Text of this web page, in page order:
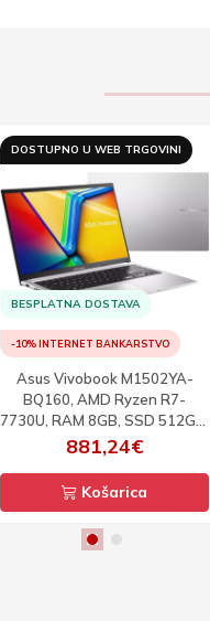
DOSTUPNO U WEB TRGOVINI
BESPLATNA DOSTAVA
-10% INTERNET BANKARSTVO
Asus Vivobook M1502YA-
BQ160, AMD Ryzen R7-
7730U, RAM 8GB, SSD 512GB,
15.6inch, FHD, DOS
881,24€
Košarica